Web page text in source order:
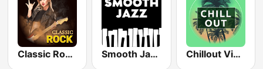
Classic Rock Station Smooth Jazz - Groov Chillout Vibes